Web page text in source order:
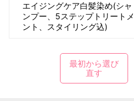
エイジングケア白髪染め(シャ
ンプー、5ステップトリートメ
ント、スタイリング込)
最初から選び
直す